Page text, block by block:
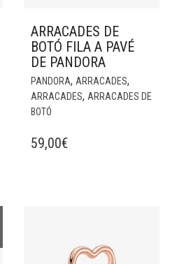
ARRACADES DE
BOTÓ FILA A PAVÉ
DE PANDORA
PANDORA, ARRACADES,
ARRACADES, ARRACADES DE
BOTÓ
59,00€